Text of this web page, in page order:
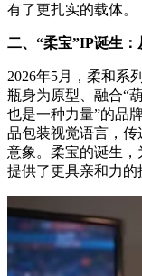
有了更扎实的载体。
二、“柔宝”IP诞生
2026年5月，柔和系
瓶身为原型、融合“
也是一种力量”的品
品包装视觉语言，
意象。柔宝的诞生
提供了更具亲和力的